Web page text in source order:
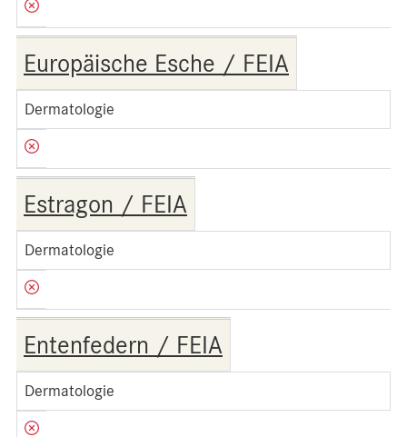
Europäische Esche / FEIA
Dermatologie
Estragon / FEIA
Dermatologie
Entenfedern / FEIA
Dermatologie